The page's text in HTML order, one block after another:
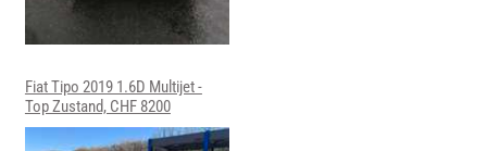
Fiat Tipo 2019 1.6D Multijet -
Top Zustand, CHF 8200